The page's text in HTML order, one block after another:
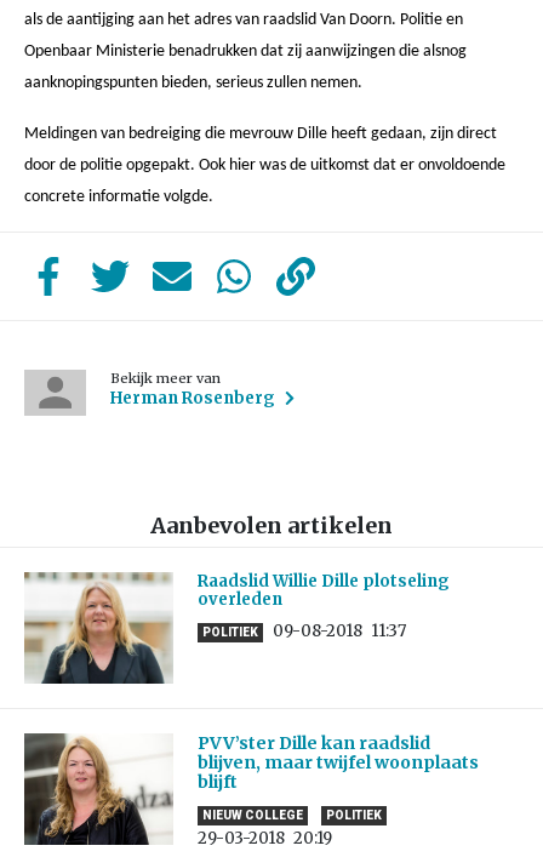
als de aantijging aan het adres van raadslid Van Doorn. Politie en
Openbaar Ministerie benadrukken dat zij aanwijzingen die alsnog
aanknopingspunten bieden, serieus zullen nemen.
Meldingen van bedreiging die mevrouw Dille heeft gedaan, zijn direct
door de politie opgepakt. Ook hier was de uitkomst dat er onvoldoende
concrete informatie volgde.
Bekijk meer van
Herman Rosenberg
Aanbevolen artikelen
Raadslid Willie Dille plotseling
overleden
POLITIEK 09-08-2018 11:37
PVV’ster Dille kan raadslid
blijven, maar twijfel woonplaats
blijft
NIEUW COLLEGE POLITIEK
29-03-2018 20:19